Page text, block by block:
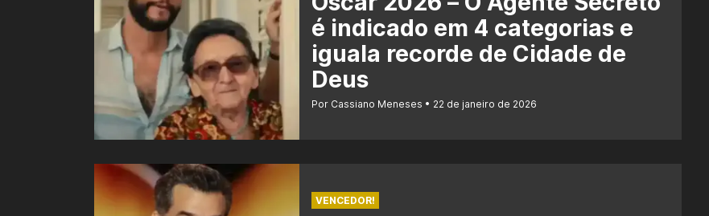
é indicado em 4 categorias e
iguala recorde de Cidade de
Deus
Por Cassiano Meneses 22 de janeiro de 2026
VENCEDOR!